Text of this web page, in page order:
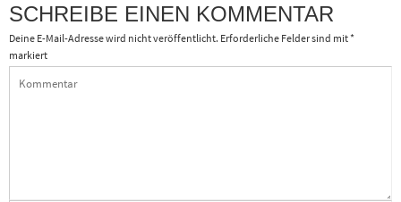
SCHREIBE EINEN KOMMENTAR
Deine E-Mail-Adresse wird nicht veröffentlicht. Erforderliche Felder sind mit*
markiert